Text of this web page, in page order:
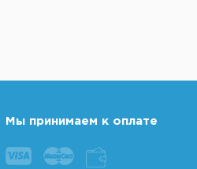
Мы принимаем к оплате